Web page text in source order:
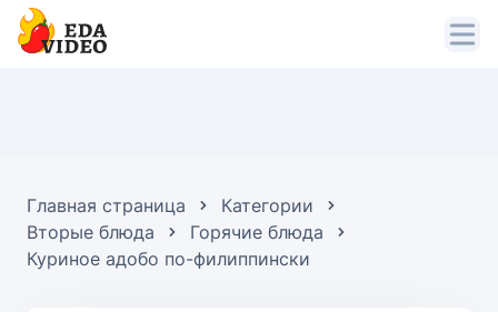
Главная страница
Категории
Вторые блюда
Горячие блюда
Куриное адобо по-филиппински